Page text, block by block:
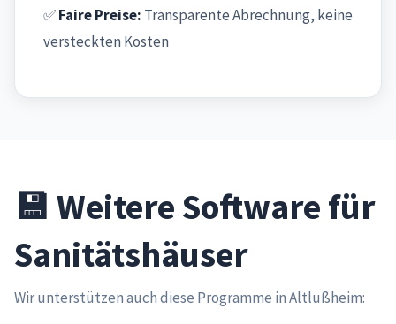
✅Faire Preise: Transparente Abrechnung, keine
versteckten Kosten
💾 Weitere Software für
Sanitätshäuser
Wir unterstützen auch diese Programme in Altlußheim: